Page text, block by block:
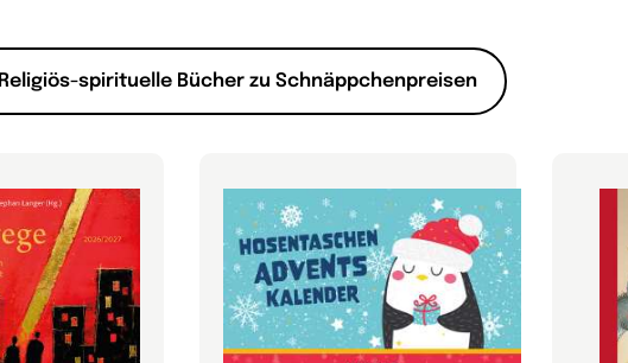
Religiös-spirituelle Bücher zu Schnäppchenpreisen